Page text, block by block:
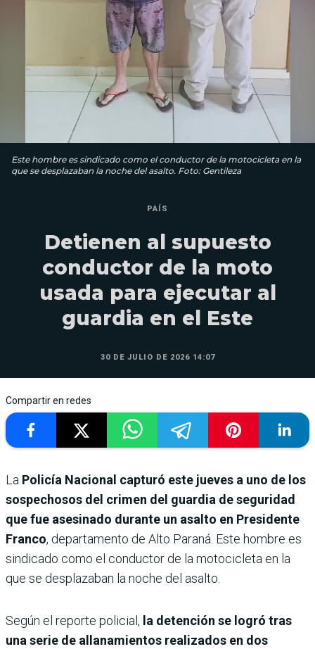
Este hombre es sindicado como el conductor de la motocicleta en la
que se desplazaban la noche del asalto. Foto: Gentileza
PAÍS
Detienen al supuesto
conductor de la moto
usada para ejecutar al
guardia en el Este
30 DE JULIO DE 2026 14:07
Compartir en redes
La Policía Nacional capturó este jueves a uno de los
sospechosos del crimen del guardia de seguridad
que fue asesinado durante un asalto en Presidente
Franco, departamento de Alto Paraná. Este hombre es
sindicado como el conductor de la motocicleta en la
que se desplazaban la noche del asalto.
Según el reporte policial, la detención se logró tras
una serie de allanamientos realizados en dos